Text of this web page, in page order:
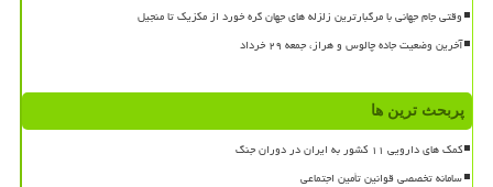
وقتی جام جهانی با مرگبارترین زلزله های جهان گره خورد از مکزیک تا منجیل
آخرین وضعیت جاده چالوس و هراز، جمعه ۲۹ خرداد
پربحث ترین ها
کمک های دارویی ۱۱ کشور به ایران در دوران جنگ
سامانه تخصصی قوانین تأمین اجتماعی